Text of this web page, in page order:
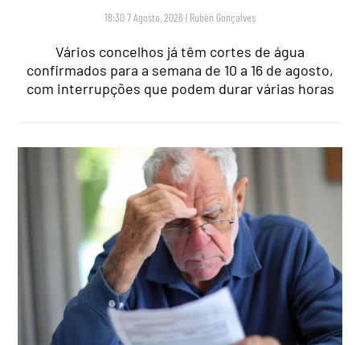
18:30 7 Agosto, 2026 | Rubén Gonçalves
Vários concelhos já têm cortes de água
confirmados para a semana de 10 a 16 de agosto,
com interrupções que podem durar várias horas